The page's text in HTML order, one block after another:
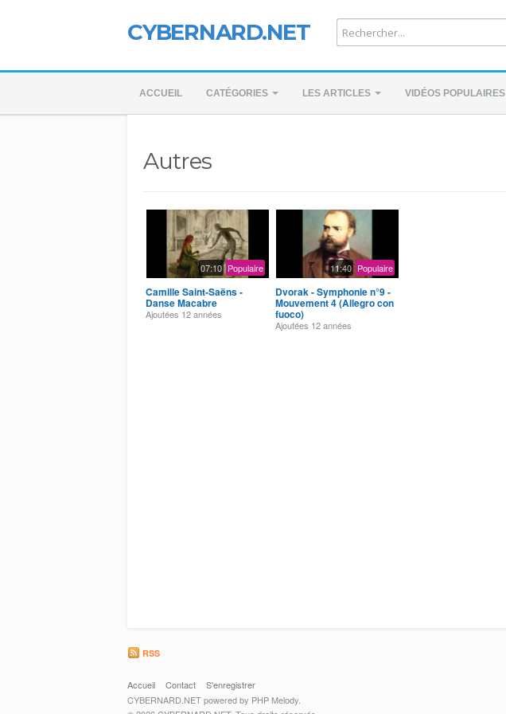
CYBERNARD.NET
ACCUEIL CATÉGORIES LES ARTICLES VIDÉOS POPULAIRES
Autres
07:10 Populaire
Camille Saint-Saëns -
Danse Macabre
Ajoutées 12 années
11:40 Populaire
Dvorak - Symphonie n°9 -
Mouvement 4 (Allegro con
fuoco)
Ajoutées 12 années
RSS
Accueil Contact
S'enregistrer
CYBERNARD.NET powered by PHP Melody.